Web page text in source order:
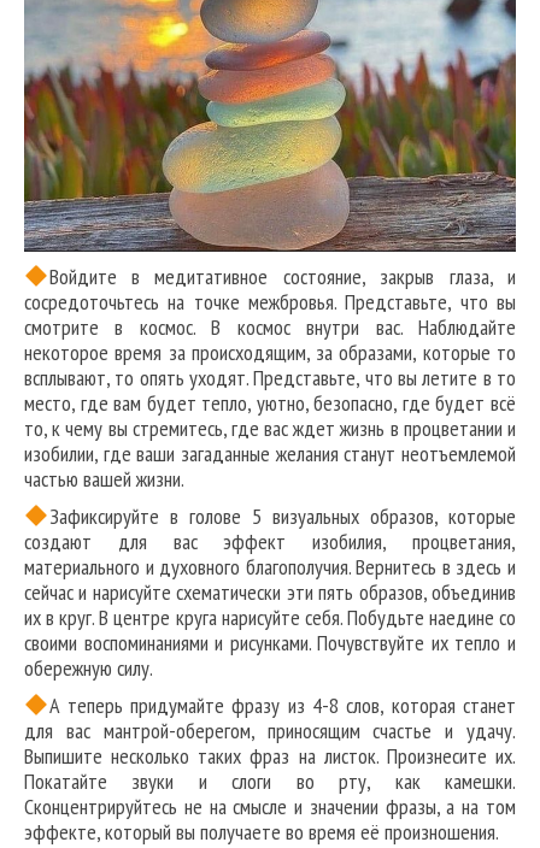
Войдите в медитативное состояние, закрыв глаза, и
сосредоточьтесь на точке межбровья. Представьте, что вы
смотрите в космос. В космос внутри вас. Наблюдайте
некоторое время за происходящим, за образами, которые то
всплывают, то опять уходят. Представьте, что вы летите в то
место, где вам будет тепло, уютно, безопасно, где будет всё
то, к чему вы стремитесь, где вас ждет жизнь в процветании и
изобилии, где ваши загаданные желания станут неотъемлемой
частью вашей жизни.
Зафиксируйте в голове 5 визуальных образов, которые
создают для вас эффект изобилия, процветания,
материального и духовного благополучия. Вернитесь в здесь и
сейчас и нарисуйте схематически эти пять образов, объединив
их в круг. В центре круга нарисуйте себя. Побудьте наедине со
своими воспоминаниями и рисунками. Почувствуйте их тепло и
обережную силу.
А теперь придумайте фразу из 4-8 слов, которая станет
для вас мантрой-оберегом, приносящим счастье и удачу.
Выпишите несколько таких фраз на листок. Произнесите их.
Покатайте звуки и слоги во рту, как камешки.
Сконцентрируйтесь не на смысле и значении фразы, а на том
эффекте, который вы получаете во время её произношения.